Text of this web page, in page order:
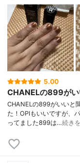
5.00
CHANELの899が
CHANELの899がいいと
た！OPIもいいですが、
ってました899は…続き